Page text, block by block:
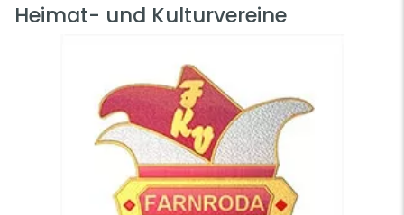
Heimat- und Kulturvereine